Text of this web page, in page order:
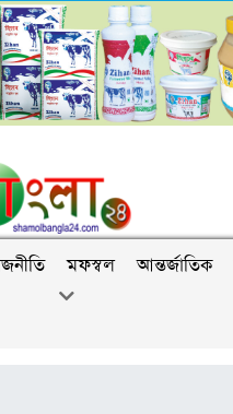
মফস্বল আন্তর্জাতিক